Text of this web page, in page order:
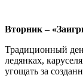
Вторник –
Традиционный
ледянках,
угощать за